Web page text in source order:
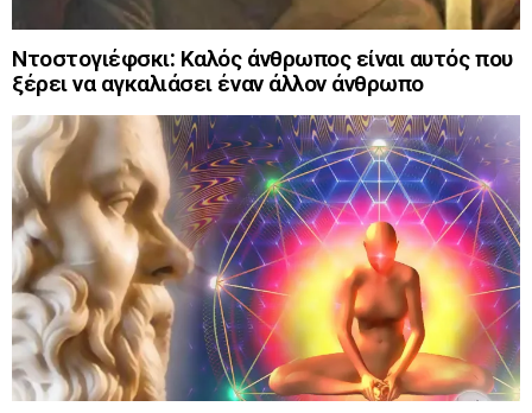
Ντοστογιέφσκι: Καλός άνθρωπος είναι αυτός που
ξέρει να αγκαλιάσει έναν άλλον άνθρωπο